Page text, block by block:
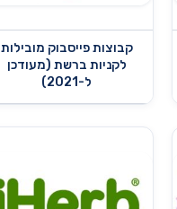
קבוצות פייסבוק מובילות
לקניות ברשת (מעודכן
ל-2021)